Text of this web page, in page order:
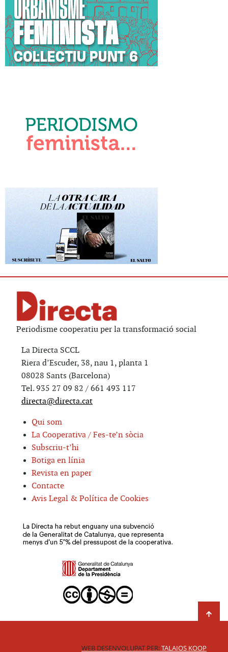
Periodisme cooperatiu per la transformació social
La Directa SCCL
Riera d’Escuder, 38, nau 1, planta 1
08028 Sants (Barcelona)
Tel. 935 27 09 82 / 661 493 117
directa@directa.cat
Qui som
La Cooperativa / Fes-te’n sòcia
Subscriu-t’hi
Botiga en línia
Revista en paper
Contacte
Avis Legal & Política de Cookies
WEB DESENVOLUPAT PER:TALAIOS KOOP